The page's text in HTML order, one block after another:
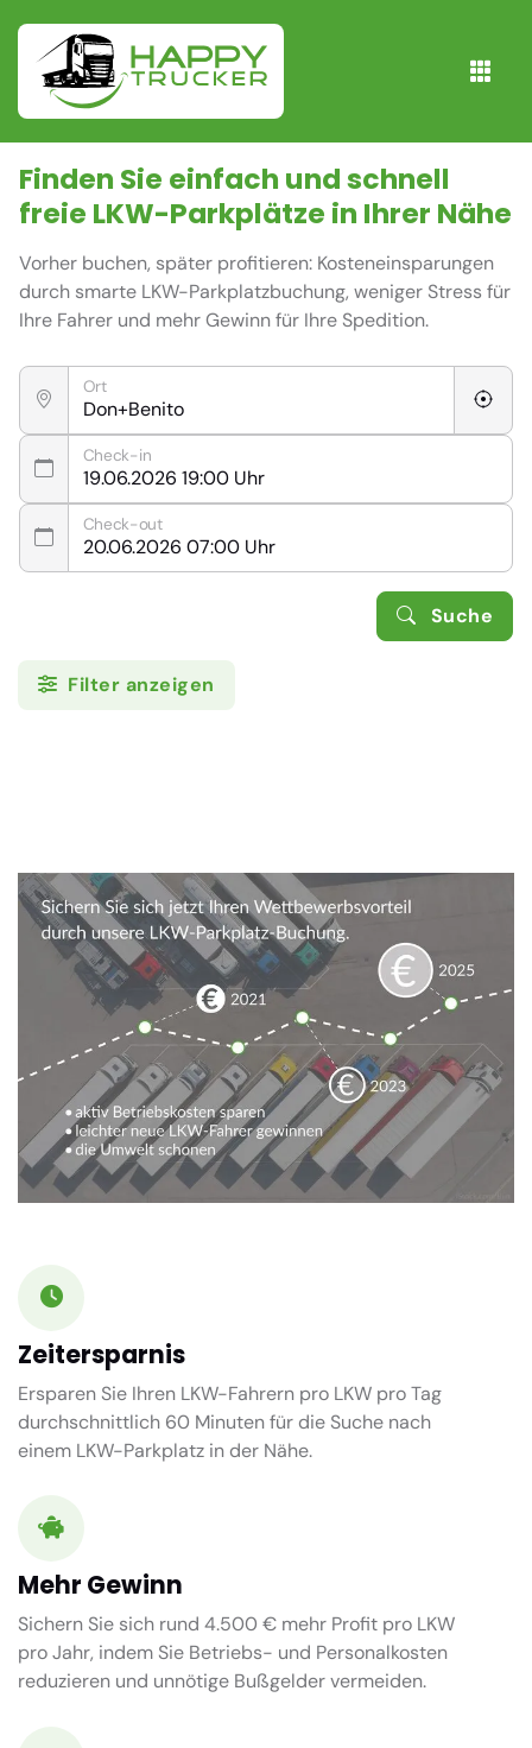
Finden Sie einfach und schnell
freie LKW-Parkplätze in Ihrer Nähe
Vorher buchen, später profitieren: Kosteneinsparungen
durch smarte LKW-Parkplatzbuchung, weniger Stress für
Ihre Fahrer und mehr Gewinn für Ihre Spedition.
Ort
Check-in
Check-out
Suche
Filter anzeigen
Zeitersparnis
Ersparen Sie Ihren LKW-Fahrern pro LKW pro Tag
durchschnittlich 60 Minutenfür die Suche nach
einem LKW-Parkplatz in der Nähe.
Mehr Gewinn
Sichern Sie sich rund 4.500 € mehr Profit pro LKW
pro Jahr, indem Sie Betriebs- und Personalkosten
reduzieren und unnötige Bußgelder vermeiden.